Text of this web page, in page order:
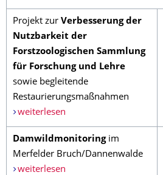
Projekt zur Verbesserung der
Nutzbarkeit der
Forstzoologischen Sammlung
für Forschung und Lehre
sowie begleitende
Restaurierungsmaßnahmen
weiterlesen
Damwildmonitoringim
Merfelder Bruch/Dannenwalde
weiterlesen